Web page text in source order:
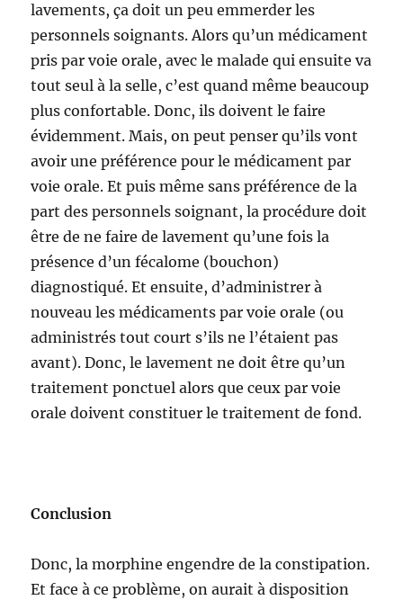
lavements, ça doit un peu emmerder les
personnels soignants. Alors qu’un médicament
pris par voie orale, avec le malade qui ensuite va
tout seul à la selle, c’est quand même beaucoup
plus confortable. Donc, ils doivent le faire
évidemment. Mais, on peut penser qu’ils vont
avoir une préférence pour le médicament par
voie orale. Et puis même sans préférence de la
part des personnels soignant, la procédure doit
être de ne faire de lavement qu’une fois la
présence d’un fécalome (bouchon)
diagnostiqué. Et ensuite, d’administrer à
nouveau les médicaments par voie orale (ou
administrés tout court s’ils ne l’étaient pas
avant). Donc, le lavement ne doit être qu’un
traitement ponctuel alors que ceux par voie
orale doivent constituer le traitement de fond.
Conclusion
Donc, la morphine engendre de la constipation.
Et face à ce problème, on aurait à disposition